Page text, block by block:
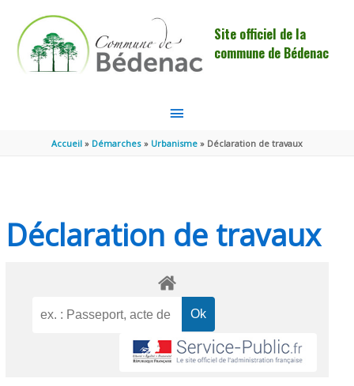
Site officiel de la
commune de Bédenac
MENU
PRINCIPAL
Accueil Démarches Urbanisme Déclaration de travaux
Déclaration de travaux